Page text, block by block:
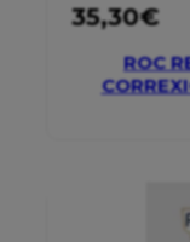
35,30€
ROC